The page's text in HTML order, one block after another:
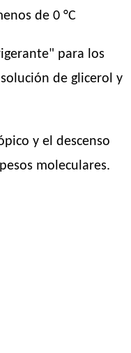
de 0 °C
para los
de glicerol y
y el descenso
moleculares.